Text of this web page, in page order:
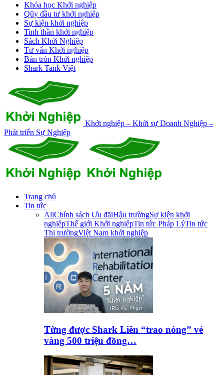
Khóa học Khởi nghiệp
Qũy đầu tư khởi nghiệp
Sự kiện khởi nghiệp
Tinh thần khởi nghiệp
Sách Khởi Nghiệp
Tư vấn Khởi nghiệp
Bàn tròn Khởi nghiệp
Shark Tank Việt
Khởi nghiệp – Khởi sự Doanh Nghiệp –
Phát triển Sự Nghiệp
Trang chủ
Tin tức
AllChính sách Ưu đãiHậu trườngSự kiện khởi
nghiệpThế giới Khởi nghiệpTin tức Pháp LýTin tức
Thị trườngViệt Nam khởi nghiệp
Từng được Shark Liên “trao nóng” vé
vàng 500 triệu đồng…